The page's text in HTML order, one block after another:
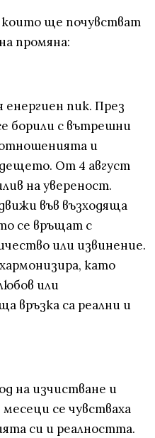
ще почувстват
промяна:
енергиен пик. През
борили с вътрешни
и
От 4 август
на увереност.
във възходяща
се връщат с
или извинение.
като
или
връзка са реални и
на изчистване и
се чувстваха
си и реалността.